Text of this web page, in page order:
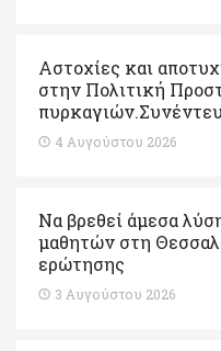
Αστοχίες και
στην Πολιτική
4 Αυγούστου 2026
Να βρεθεί άμεσα
μαθητών στη
ερώτησης
3 Αυγούστου 2026